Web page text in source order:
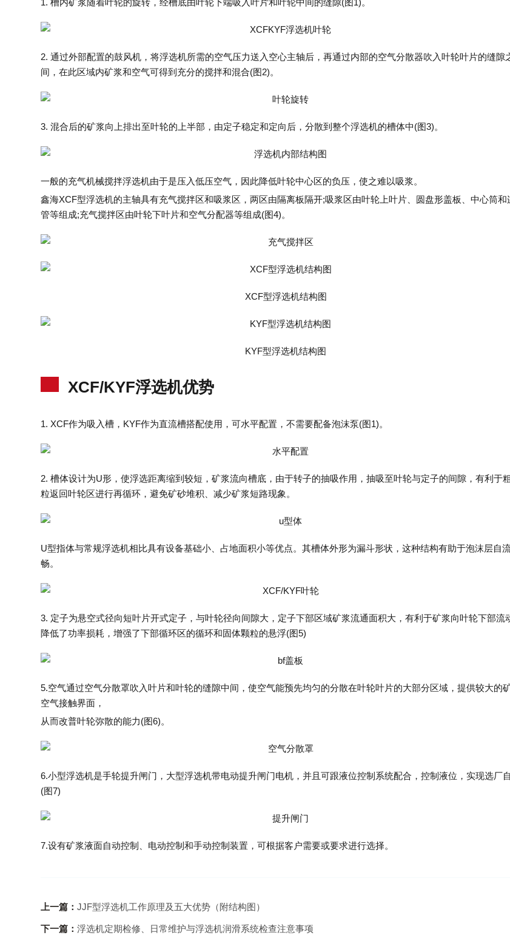
1. 槽内矿浆随着叶轮的旋转，经槽底由叶轮下端吸入叶片和叶轮中间的缝隙(图1)。
2. 通过外部配置的鼓风机，将浮选机所需的空气压力送入空心主轴后，再通过内部的空气分散器吹入叶轮叶片的缝隙
间，在此区域内矿浆和空气可得到充分的搅拌和混合(图2)。
3. 混合后的矿浆向上排出至叶轮的上半部，由定子稳定和定向后，分散到整个浮选机的槽体中(图3)。
一般的充气机械搅拌浮选机由于是压入低压空气，因此降低叶轮中心区的负压，使之难以吸浆。
鑫海XCF型浮选机的主轴具有充气搅拌区和吸浆区，两区由隔离板隔开;吸浆区由叶轮上叶片、圆盘形盖板、中心筒和
管等组成;充气搅拌区由叶轮下叶片和空气分配器等组成(图4)。
XCF型浮选机结构图
KYF型浮选机结构图
XCF/KYF浮选机优势
1. XCF作为吸入槽，KYF作为直流槽搭配使用，可水平配置，不需要配备泡沫泵(图1)。
2. 槽体设计为U形，使浮选距离缩到较短，矿浆流向槽底，由于转子的抽吸作用，抽吸至叶轮与定子的间隙，有利于
粒返回叶轮区进行再循环，避免矿砂堆积、减少矿浆短路现象。
U型指体与常规浮选机相比具有设备基础小、占地面积小等优点。其槽体外形为漏斗形状，这种结构有助于泡沫层自
畅。
3. 定子为悬空式径向短叶片开式定子，与叶轮径向间隙大，定子下部区域矿浆流通面积大，有利于矿浆向叶轮下部流
降低了功率损耗，增强了下部循环区的循环和固体颗粒的悬浮(图5)
5.空气通过空气分散罩吹入叶片和叶轮的缝隙中间，使空气能预先均匀的分散在叶轮叶片的大部分区域，提供较大的
空气接触界面，
从而改普叶轮弥散的能力(图6)。
6.小型浮选机是手轮提升闸门，大型浮选机带电动提升闸门电机，并且可跟液位控制系统配合，控制液位，实现选厂
(图7)
7.设有矿浆液面自动控制、电动控制和手动控制装置，可根据客户需要或要求进行选择。
上一篇：JJF型浮选机工作原理及五大优势（附结构图）
下一篇：浮选机定期检修、日常维护与浮选机润滑系统检查注意事项